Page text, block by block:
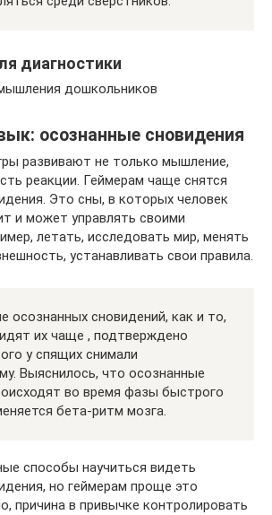
диагностики
дошкольников
осознанные сновидения
развивают не только мышление,
реакции. Геймерам чаще снятся
Это сны, в которых человек
и может управлять своими
летать, исследовать мир, менять
устанавливать свои правила.
осознанных сновидений, как и то,
их чаще , подтверждено
у спящих снимали
Выяснилось, что осознанные
во время фазы быстрого
бета-ритм мозга.
способы научиться видеть
но геймерам проще это
причина в привычке контролировать